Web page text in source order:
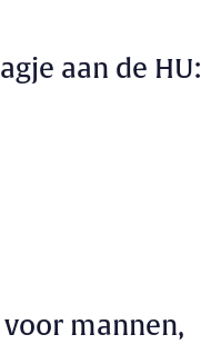
aan de HU:
mannen,